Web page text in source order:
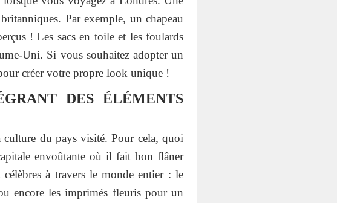
Par exemple, un chapeau
! Les sacs en toile et les foulards
Uni. Si vous souhaitez adopter un
créer votre propre look unique !
DES ÉLÉMENTS
du pays visité. Pour cela, quoi
envoûtante où il fait bon flâner
à travers le monde entier : le
encore les imprimés fleuris pour un